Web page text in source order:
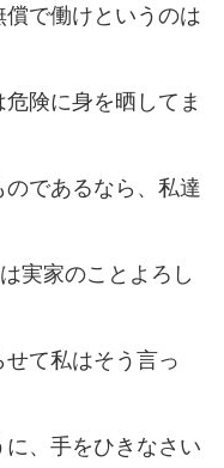
で働けというのは
険に身を晒してま
であるなら、私達
実家のことよろし
て私はそう言っ
に、手をひきなさい